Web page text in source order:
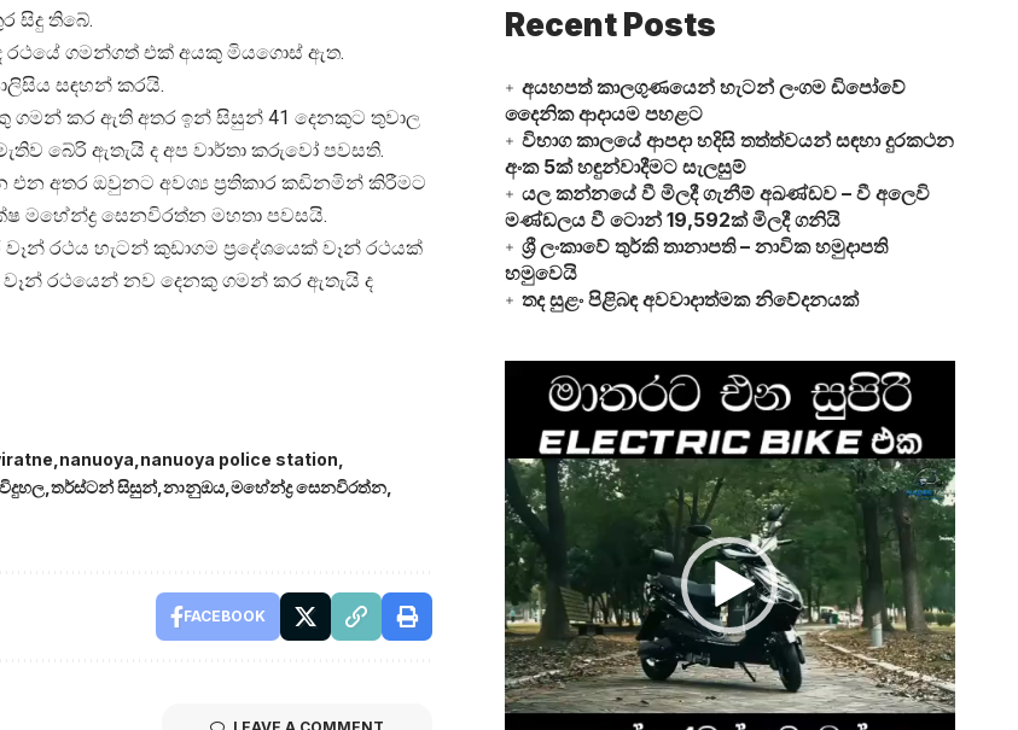
සිදු තිබේ.
රථයේ ගමන්ගත් එක් අයකු මියගොස් ඇත.
සඳහන් කරයි.
ගමන් කර ඇති අතර ඉන් සිසුන් 41 දෙනකුට තුවාල
බේරි ඇතැයි ද අප වාර්තා කරුවෝ පවසති.
අතර ඔවුනට අවශ්‍ය ප්‍රතිකාර කඩිනමින් කිරීමට
මහේන්ද්‍ර සෙනවිරත්න මහතා පවසයි.
රථය හැටන් කුඩාගම ප්‍රදේශයෙක් වෑන් රථයක්
වෑන් රථයෙන් නව දෙනකු ගමන් කර ඇතැයි ද
nanuoya nanuoya police station
තර්ස්ටන් සිසුන් නානුඔය මහේන්ද්‍ර සෙනවිරත්න
FACEBOOK
Recent Posts
අයහපත් කාලගුණයෙන් හැටන් ලංගම ඩිපෝවේ
දෛනික ආදායම පහළට
විභාග කාලයේ ආපදා හදිසි තත්ත්වයන් සඳහා දුරකථන
අංක 5ක් හඳුන්වාදීමට සැලසුම්
යල කන්නයේ වී මිලදී ගැනීම් අඛණ්ඩව – වී අලෙවි
මණ්ඩලය වී ටොන් 19,592ක් මිලදී ගනියි
ශ්‍රී ලංකාවේ තුර්කි තානාපති – නාවික හමුදාපති
හමුවෙයි
තද සුළං පිළිබඳ අවවාදාත්මක නිවේදනයක්
Video
Player